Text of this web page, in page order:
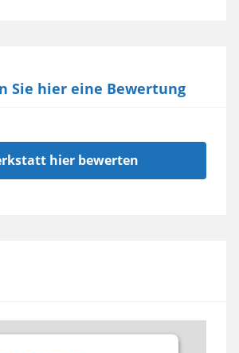
Sie hier eine Bewertung
hier bewerten